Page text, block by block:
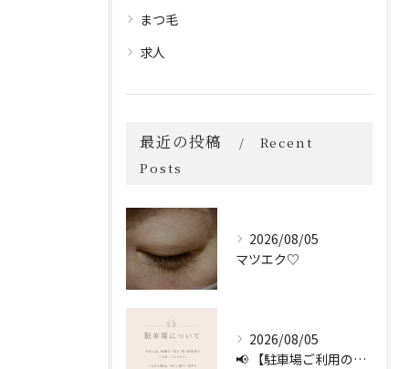
まつ毛
求人
最近の投稿
Recent
Posts
2026/08/05
マツエク♡
2026/08/05
📢 【駐車場ご利用のお願い】 🚗